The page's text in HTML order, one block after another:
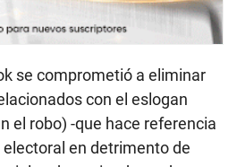
se comprometió a eliminar
con el eslogan
el robo) -que hace referencia
en detrimento de